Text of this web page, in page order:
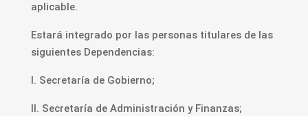
aplicable.
Estará integrado por las personas titulares de las
siguientes Dependencias:
I. Secretaría de Gobierno;
II. Secretaría de Administración y Finanzas;